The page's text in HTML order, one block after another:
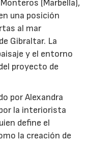
(Marbella),
una posición
al mar
Gibraltar. La
y el entorno
proyecto de
por Alexandra
la interiorista
define el
la creación de